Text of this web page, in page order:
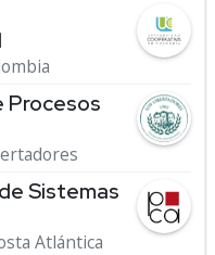
Procesos
Sistemas
Atlántica